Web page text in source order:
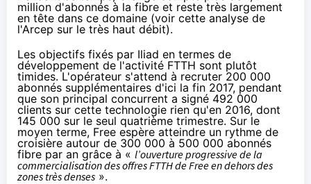
million d'abonnés à la fibre et reste très largement
en tête dans ce domaine (voir cette analyse de
l'Arcep sur le très haut débit).
Les objectifs fixés par Iliad en termes de
développement de l'activité FTTH sont plutôt
timides. L'opérateur s'attend à recruter 200 000
abonnés supplémentaires d'ici la fin 2017, pendant
que son principal concurrent a signé 492 000
clients sur cette technologie rien qu'en 2016, dont
145 000 sur le seul quatrième trimestre. Sur le
moyen terme, Free espère atteindre un rythme de
croisière autour de 300 000 à 500 000 abonnés
fibre par an grâce à « l’ouverture progressive de la
commercialisation des offres FTTH deFreeen dehors des
zones très denses ».